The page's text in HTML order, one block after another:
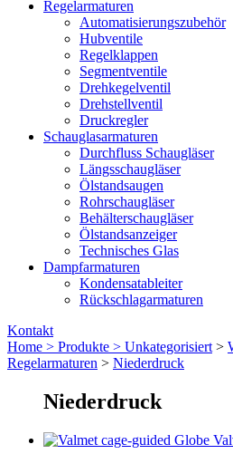
Regelarmaturen
Automatisierungszubehör
Hubventile
Regelklappen
Segmentventile
Drehkegelventil
Drehstellventil
Druckregler
Schauglas­armaturen
Durchfluss Schaugläser
Längsschaugläser
Ölstandsaugen
Rohrschaugläser
Behälterschaugläser
Ölstandsanzeiger
Technisches Glas
Dampfarmaturen
Kondensatableiter
Rückschlagarmaturen
Kontakt
Home > Produkte > Unkategorisiert >
Regelarmaturen > Niederdruck
Niederdruck